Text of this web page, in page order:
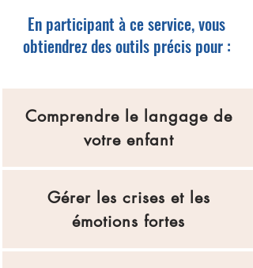
En participant à ce service, vous
obtiendrez des outils précis pour :​
Comprendre le langage de
votre enfant
Gérer les crises et les
émotions fortes